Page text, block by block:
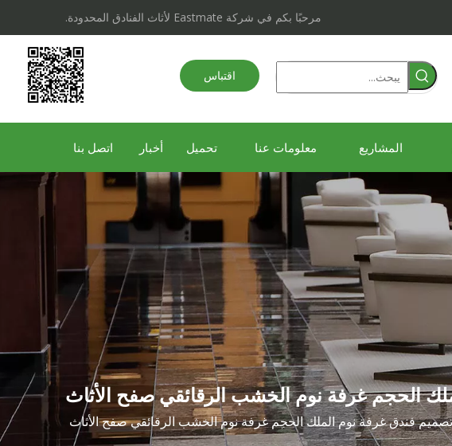
مرحبًا بكم في شركة Eastmate لأثاث الفنادق المحدودة.
اقتباس
المشاريع معلومات عنا تحميل أخبار اتصل بنا